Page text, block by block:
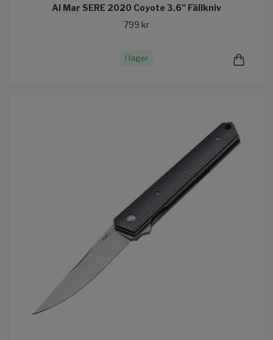
Al Mar SERE 2020 Coyote 3.6" Fällkniv
799 kr
I lager